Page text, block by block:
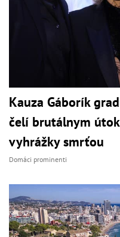
Kauza Gáborík
čelí brutálnym
vyhrážky smrťou
Domáci prominenti